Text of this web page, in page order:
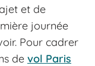
et de
journée
Pour cadrer
de vol Paris